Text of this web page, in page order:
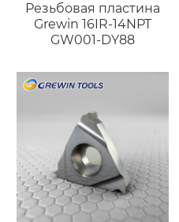
Резьбовая пластина
Grewin 16IR-14NPT
GW001-DY88